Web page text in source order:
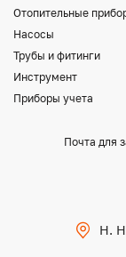
Отопительные
Насосы
Трубы и фитинги
Инструмент
Приборы учета
Почта для
Н.